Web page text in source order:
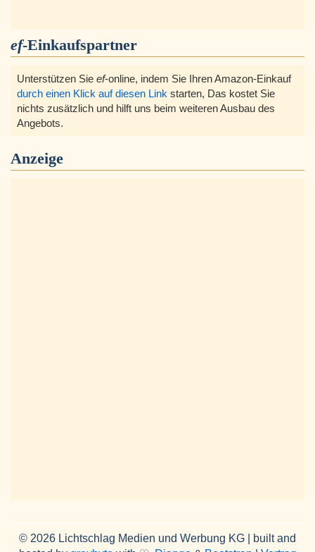
ef-Einkaufspartner
Unterstützen Sie ef-online, indem Sie Ihren Amazon-Einkauf
durch einen Klick auf diesen Link starten, Das kostet Sie
nichts zusätzlich und hilft uns beim weiteren Ausbau des
Angebots.
Anzeige
© 2026 Lichtschlag Medien und Werbung KG | built and